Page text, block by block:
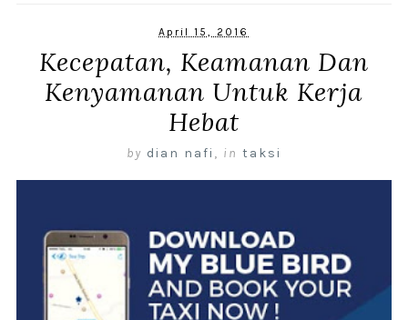
April 15, 2016
Kecepatan, Keamanan Dan
Kenyamanan Untuk Kerja
Hebat
by dian nafi , in taksi